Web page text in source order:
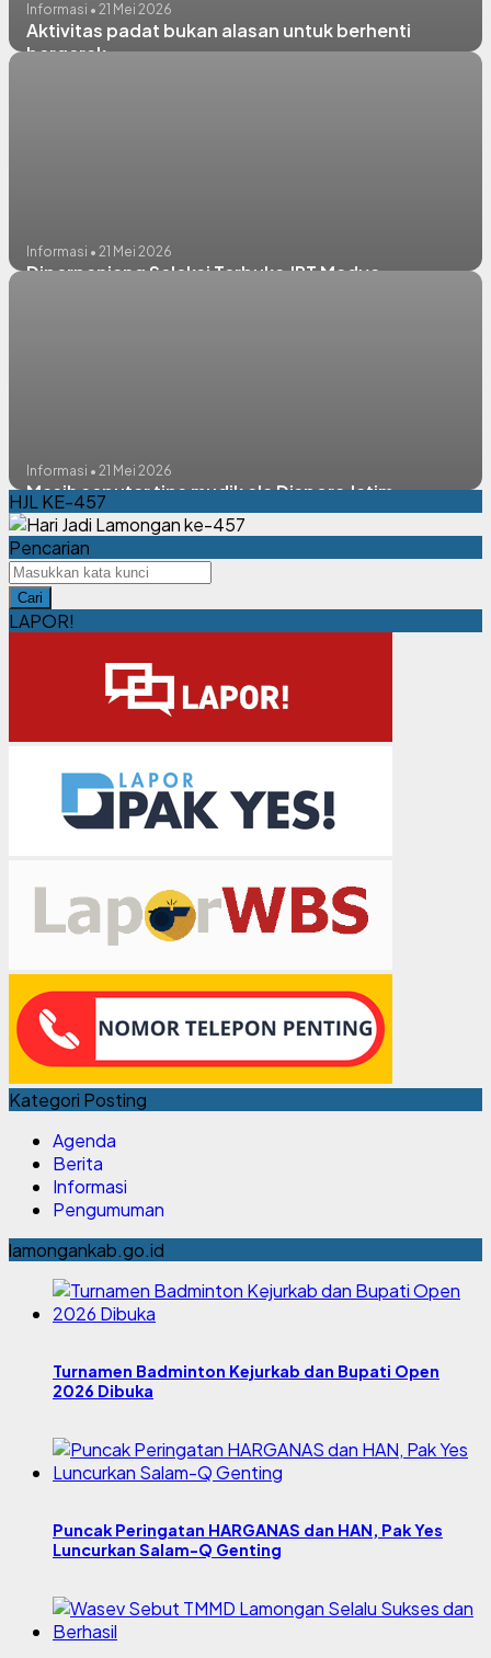
Informasi • 21 Mei 2026
Aktivitas padat bukan alasan untuk berhenti
bergerak.
Informasi • 21 Mei 2026
Diperpanjang Seleksi Terbuka JPT Madya
Informasi • 21 Mei 2026
Masih seputar tips mudik ala Dispora Jatim
HJL KE-457
Pencarian
Cari
LAPOR!
Kategori Posting
Agenda
Berita
Informasi
Pengumuman
lamongankab.go.id
Turnamen Badminton Kejurkab dan Bupati Open
2026 Dibuka
Puncak Peringatan HARGANAS dan HAN, Pak Yes
Luncurkan Salam-Q Genting